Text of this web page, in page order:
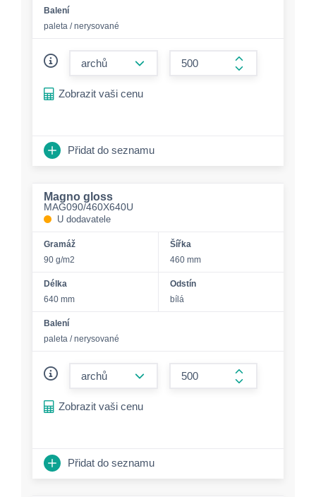
Balení
paleta / nerysované
form.increase-
Zobrazit vaši cenu
Přidat do seznamu
Magno gloss
MAG090/460X640U
U dodavatele
Gramáž
90 g/m2
Šířka
460 mm
Délka
640 mm
Odstín
bílá
Balení
paleta / nerysované
form.increase-
Zobrazit vaši cenu
Přidat do seznamu